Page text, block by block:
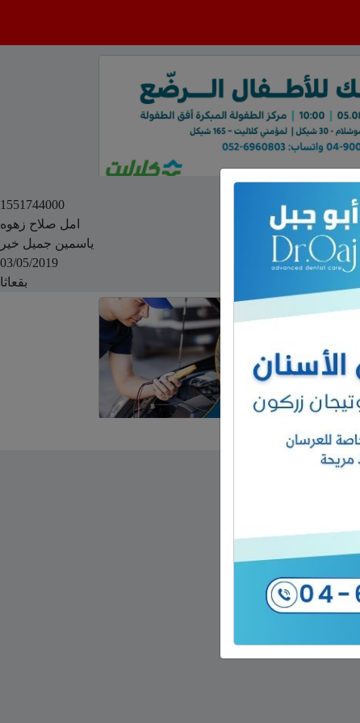
1551744000
امل صلاح زهوه
ياسمين جميل خير
03/05/2019
بقعاثا